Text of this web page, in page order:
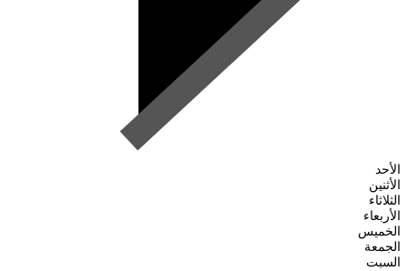
الأحد
الأثنين
الثلاثاء
الأربعاء
الخميس
الجمعة
السبت